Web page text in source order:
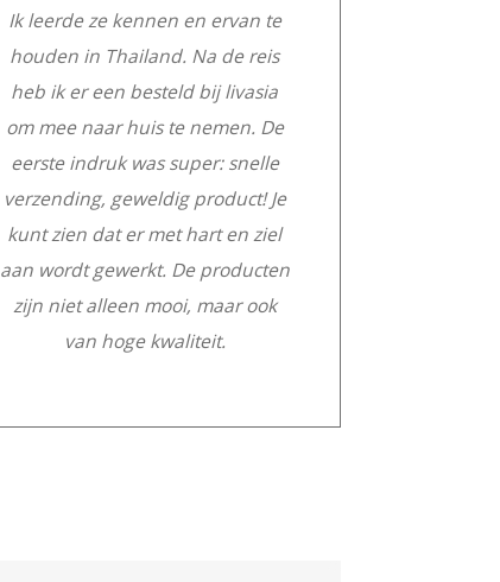
Ik leerde ze kennen en ervan te
houden in Thailand. Na de reis
heb ik er een besteld bij livasia
om mee naar huis te nemen. De
eerste indruk was super: snelle
verzending, geweldig product! Je
kunt zien dat er met hart en ziel
aan wordt gewerkt. De producten
zijn niet alleen mooi, maar ook
van hoge kwaliteit.